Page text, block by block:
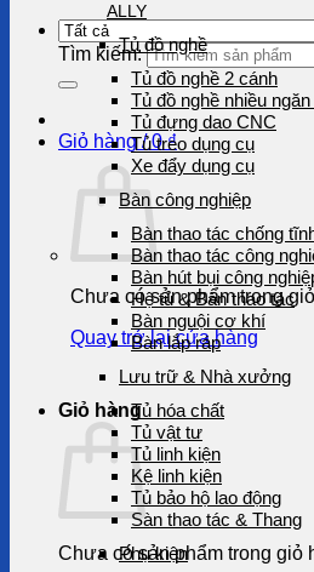
Tìm kiếm:
Giỏ hàng /0₫
Chưa có sản phẩm trong
Quay trở lại cửa hàng
Giỏ hàng
Chưa có sản phẩm trong giỏ
ALLY
Tủ đồ nghề
Tủ đồ nghề 2 cánh
Tủ đồ nghề nhiều
Tủ đựng dao CNC
Tủ treo dụng cụ
Xe đẩy dụng cụ
Bàn công nghiệp
Bàn thao tác chống
Bàn thao tác công
Bàn hút bụi công
Hệ tủ & Bàn thao tác
Bàn nguội cơ khí
Bàn lắp ráp
Lưu trữ & Nhà xưởng
Tủ hóa chất
Tủ vật tư
Tủ linh kiện
Kệ linh kiện
Tủ bảo hộ lao động
Sàn thao tác & Thang
Phụ kiện